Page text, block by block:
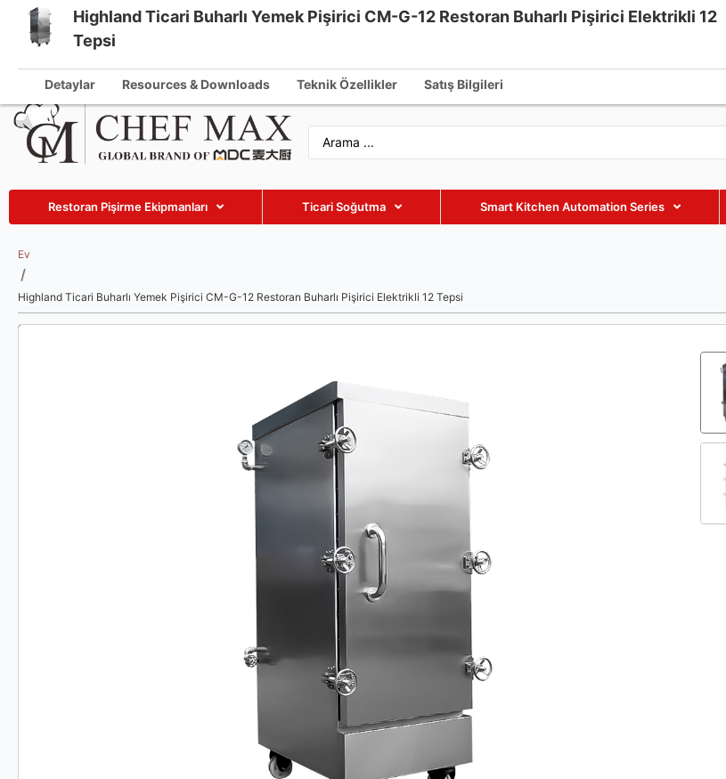
Turkish
English
French
Spanish
Arabic
Indonesian
Restoran Pişirme Ekipmanları Ticari Soğutma Smart Kitchen Automation Series
Ev
/
Highland Ticari Buharlı Yemek Pişirici CM-G-12 Restoran Buharlı Pişirici Elektrikli 12 Tepsi
Highland Ticari Buharlı Yemek Pişirici CM-G-12 Restoran Buharlı Pişirici Elektrikli 12
Tepsi
Detaylar Resources & Downloads Teknik Özellikler Satış Bilgileri